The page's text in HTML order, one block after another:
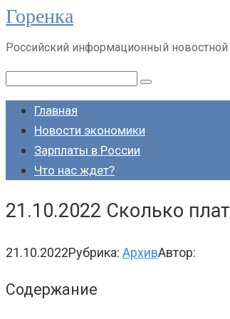
Перейти
контенту
Горенка
Российский информационный новостной
Поиск:
Главная
Новости экономики
Зарплаты в России
Что нас ждет?
21.10.2022 Сколько
21.10.2022Рубрика: АрхивАвтор:
Содержание